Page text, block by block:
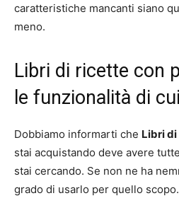
caratteristiche mancanti siano
meno.
Libri di ricette con
le funzionalità di
Dobbiamo informarti che Libri
stai acquistando deve avere
stai cercando. Se non ne ha
grado di usarlo per quello scopo.